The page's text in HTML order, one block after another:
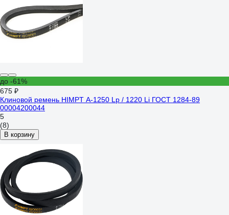
до -61%
675 ₽
Клиновой ремень HIMPT А-1250 Lp / 1220 Li ГОСТ 1284-89
00004200044
5
(8)
В корзину